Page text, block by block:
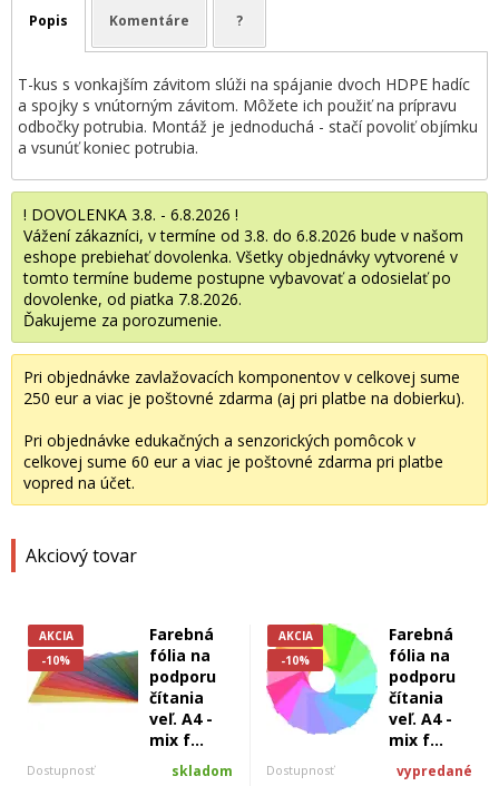
! DOVOLENKA 3.8. - 6.8.2026 !
Vážení zákazníci, v termíne od 3.8. do 6.8.2026 bude v našom
eshope prebiehať dovolenka. Všetky objednávky vytvorené v
tomto termíne budeme postupne vybavovať a odosielať po
dovolenke, od piatka 7.8.2026.
Ďakujeme za porozumenie.
Pri objednávke zavlažovacích komponentov v celkovej sume
250 eur a viac je poštovné zdarma (aj pri platbe na dobierku).
Pri objednávke edukačných a senzorických pomôcok v
celkovej sume 60 eur a viac je poštovné zdarma pri platbe
vopred na účet.
Akciový tovar
AKCIA
-10%
Farebná
fólia na
podporu
čítania
veľ. A4 -
mix f...
Dostupnosť skladom
AKCIA
-10%
Farebná
fólia na
podporu
čítania
veľ. A4 -
mix f...
Dostupnosť vypredané
Popis Komentáre ?
T-kus s vonkajším závitom slúži na spájanie dvoch HDPE hadíc
a spojky s vnútorným závitom. Môžete ich použiť na prípravu
odbočky potrubia. Montáž je jednoduchá - stačí povoliť objímku
a vsunúť koniec potrubia.